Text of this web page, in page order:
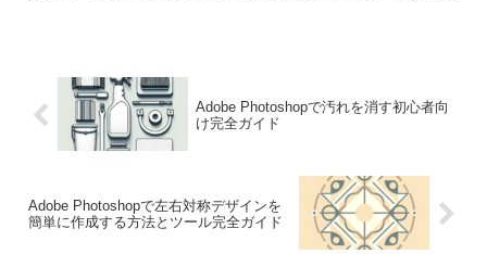
Adobe Photoshopで汚れを消す初心者向
け完全ガイド
Adobe Photoshopで左右対称デザインを
簡単に作成する方法とツール完全ガイド